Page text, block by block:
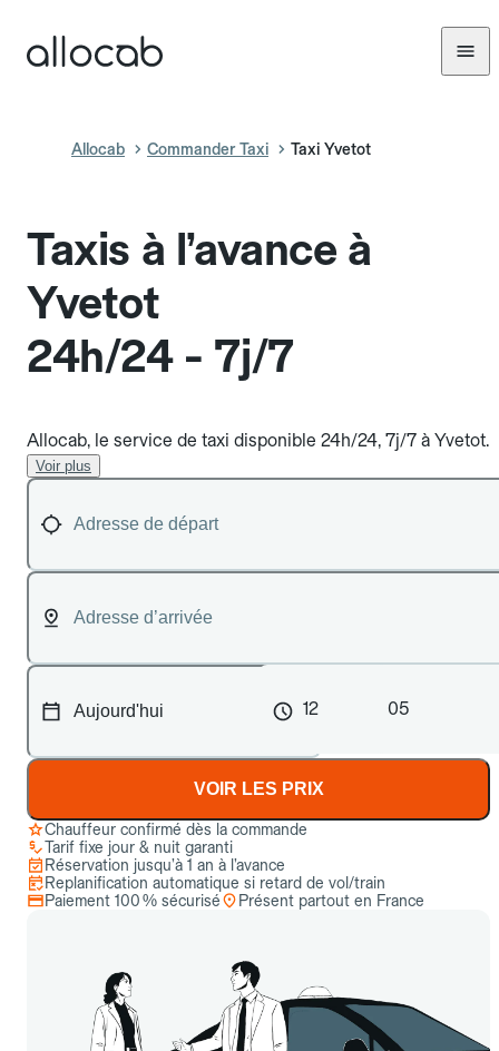
Allocab Commander Taxi Taxi Yvetot
Taxis à l’avance à
Yvetot
24h/24 - 7j/7
Allocab, le service de taxi disponible 24h/24, 7j/7 à Yvetot.
Voir plus
12 05
VOIR LES PRIX
Chauffeur confirmé dès la commande
Tarif fixe jour & nuit garanti
Réservation jusqu’à 1 an à l’avance
Replanification automatique si retard de vol/train
Paiement 100 % sécurisé
Présent partout en France